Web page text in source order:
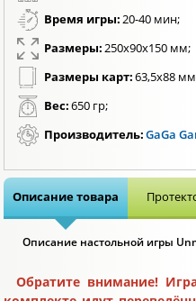
Время игры:20-40 мин;
Размеры:250x90x150 мм;
Размеры карт:63,5х88
Вес:650 гр;
Производитель:GaGa
Описание товара
Описание настольной игры
Обратите внимание!